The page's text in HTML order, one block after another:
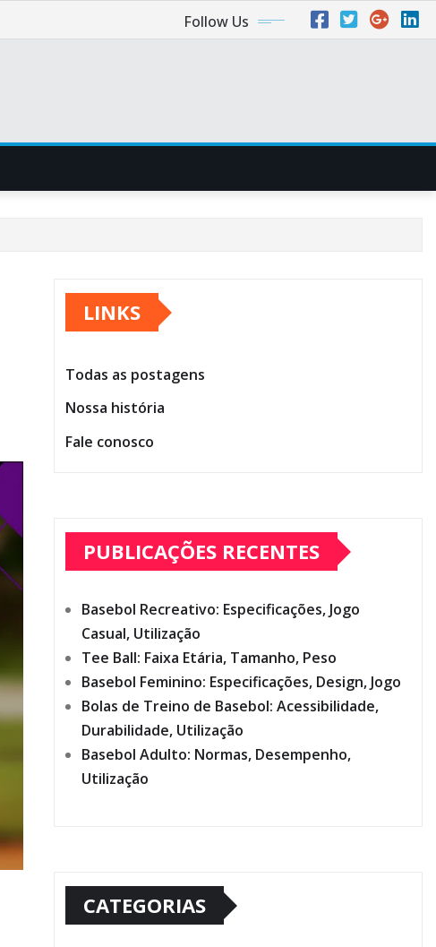
Follow Us
LINKS
Todas as postagens
Nossa história
Fale conosco
PUBLICAÇÕES RECENTES
Basebol Recreativo: Especificações, Jogo
Casual, Utilização
Tee Ball: Faixa Etária, Tamanho, Peso
Basebol Feminino: Especificações, Design, Jogo
Bolas de Treino de Basebol: Acessibilidade,
Durabilidade, Utilização
Basebol Adulto: Normas, Desempenho,
Utilização
CATEGORIAS